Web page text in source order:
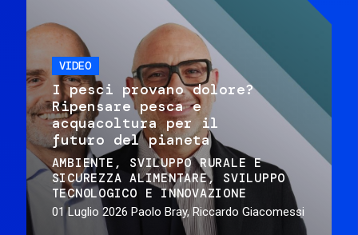
VIDEO
I pesci provano dolore?
Ripensare pesca e
acquacoltura per il
futuro del pianeta
AMBIENTE
SVILUPPO RURALE E
SICUREZZA ALIMENTARE
SVILUPPO
TECNOLOGICO E INNOVAZIONE
01 Luglio 2026 Paolo Bray, Riccardo Giacomessi